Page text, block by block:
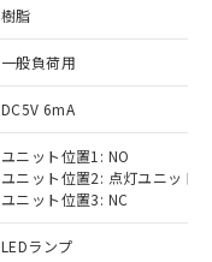
樹脂
一般負荷用
DC5V 6mA
ユニット位置1: NO
ユニット位置2: 点灯ユニット
ユニット位置3: NC
LEDランプ